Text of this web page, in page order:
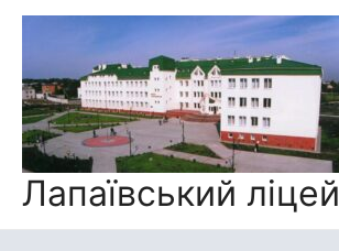
Перейти
Лапаївський ліцей